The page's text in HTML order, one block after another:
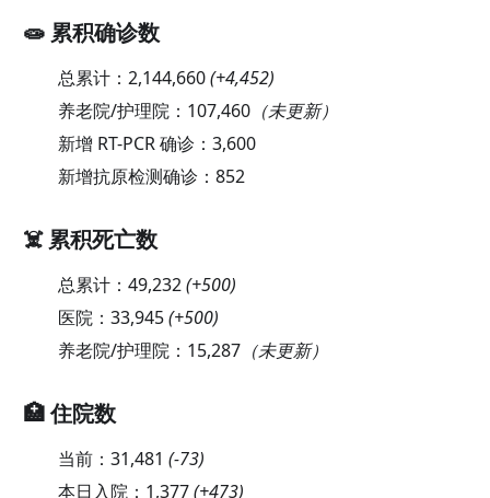
🧫 累积确诊数
总累计： 2,144,660(+4,452)
养老院/护理院： 107,460（未更新）
新增 RT-PCR 确诊： 3,600
新增抗原检测确诊： 852
☠️ 累积死亡数
总累计： 49,232(+500)
医院： 33,945(+500)
养老院/护理院： 15,287（未更新）
🏥 住院数
当前： 31,481 (-73)
本日入院： 1,377(+473)